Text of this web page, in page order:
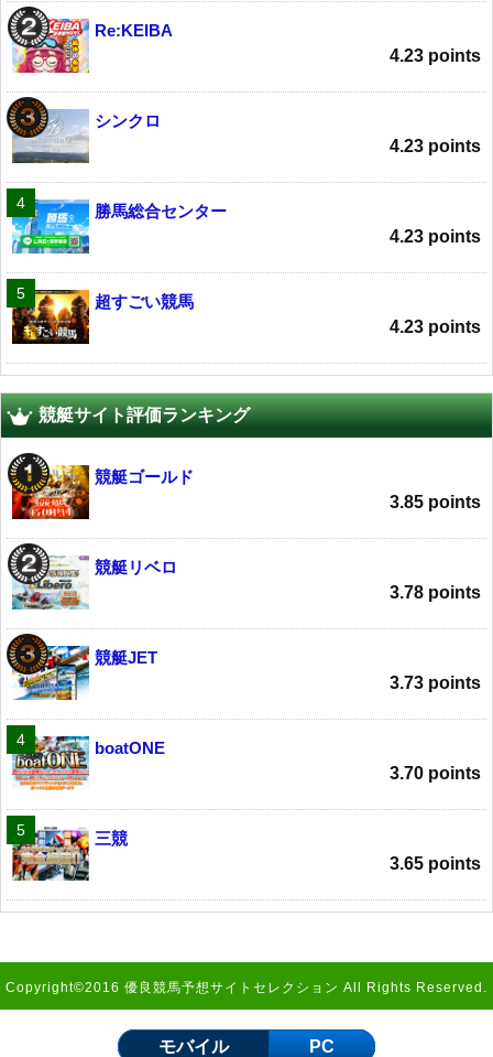
Re:KEIBA
4.23 points
シンクロ
4.23 points
勝馬総合センター
4.23 points
超すごい競馬
4.23 points
競艇サイト評価ランキング
競艇ゴールド
3.85 points
競艇リベロ
3.78 points
競艇JET
3.73 points
boatONE
3.70 points
三競
3.65 points
Copyright©2016 優良競馬予想サイトセレクション All Rights Reserved.
モバイル PC